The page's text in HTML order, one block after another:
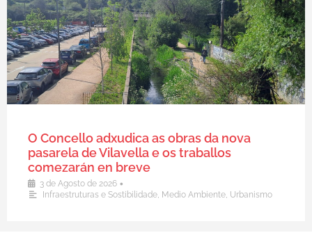
O Concello adxudica as obras da nova
pasarela de Vilavella e os traballos
comezarán en breve
3 de Agosto de 2026 •
Infraestruturas e Sostibilidade, Medio Ambiente, Urbanismo